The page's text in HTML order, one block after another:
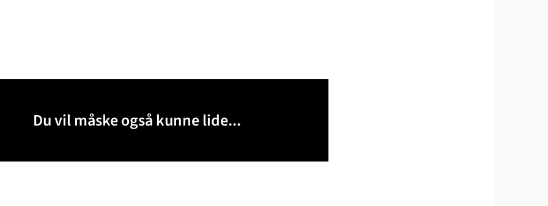
Du vil måske også kunne lide...